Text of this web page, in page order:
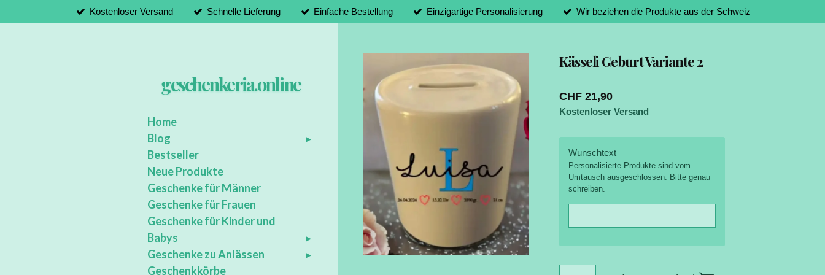
Hauptinhalt
Kostenloser Versand Schnelle Lieferung Einfache Bestellung Einzigartige Personalisierung Wir beziehen die Produkte aus der Schweiz
Kässeli Geburt Variante 2
CHF 21,90
Kostenloser Versand
Wunschtext
Personalisierte Produkte sind vom
Umtausch ausgeschlossen. Bitte genau
schreiben.
geschenkeria.online
Home
Blog
Bestseller
Neue Produkte
Geschenke für Männer
Geschenke für Frauen
Geschenke für Kinder und
Babys
Geschenke zu Anlässen
Geschenkkörbe